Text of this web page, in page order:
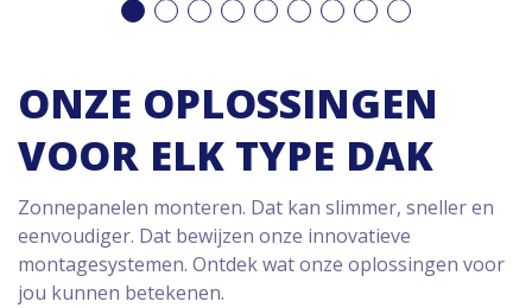
ONZE OPLOSSINGEN
VOOR ELK TYPE DAK
Zonnepanelen monteren. Dat kan slimmer, sneller en
eenvoudiger. Dat bewijzen onze innovatieve
montagesystemen. Ontdek wat onze oplossingen voor
jou kunnen betekenen.